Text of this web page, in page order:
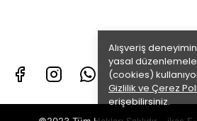
Alışveriş
yasal
(cookies)
Gizlilik ve Çerez
erişebilirsiniz.